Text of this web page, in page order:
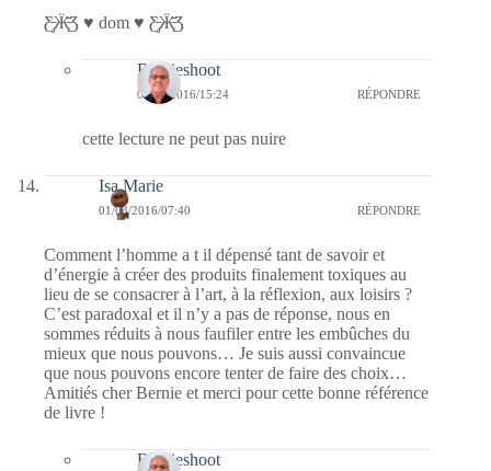
Ƹ̵̡Ӝ̵̨̄Ʒ ♥ dom ♥ Ƹ̵̡Ӝ̵̨̄Ʒ
Bernieshoot
04/03/2016/15:24 RÉPONDRE
cette lecture ne peut pas nuire
Isa Marie
01/03/2016/07:40 RÉPONDRE
Comment l’homme a t il dépensé tant de savoir et
d’énergie à créer des produits finalement toxiques au
lieu de se consacrer à l’art, à la réflexion, aux loisirs ?
C’est paradoxal et il n’y a pas de réponse, nous en
sommes réduits à nous faufiler entre les embûches du
mieux que nous pouvons… Je suis aussi convaincue
que nous pouvons encore tenter de faire des choix…
Amitiés cher Bernie et merci pour cette bonne référence
de livre !
Bernieshoot